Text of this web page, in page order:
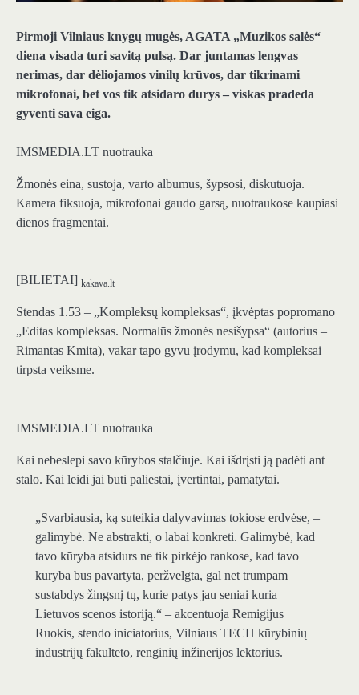
Pirmoji Vilniaus knygų mugės, AGATA „Muzikos salės“
diena visada turi savitą pulsą. Dar juntamas lengvas
nerimas, dar dėliojamos vinilų krūvos, dar tikrinami
mikrofonai, bet vos tik atsidaro durys – viskas pradeda
gyventi sava eiga.
IMSMEDIA.LT nuotrauka
Žmonės eina, sustoja, varto albumus, šypsosi, diskutuoja.
Kamera fiksuoja, mikrofonai gaudo garsą, nuotraukose kaupiasi
dienos fragmentai.
[BILIETAI] kakava.lt
Stendas 1.53 – „Kompleksų kompleksas“, įkvėptas popromano
„Editas kompleksas. Normalūs žmonės nesišypsa“ (autorius –
Rimantas Kmita), vakar tapo gyvu įrodymu, kad kompleksai
tirpsta veiksme.
IMSMEDIA.LT nuotrauka
Kai nebeslepi savo kūrybos stalčiuje. Kai išdrįsti ją padėti ant
stalo. Kai leidi jai būti paliestai, įvertintai, pamatytai.
„Svarbiausia, ką suteikia dalyvavimas tokiose erdvėse, –
galimybė. Ne abstrakti, o labai konkreti. Galimybė, kad
tavo kūryba atsidurs ne tik pirkėjo rankose, kad tavo
kūryba bus pavartyta, peržvelgta, gal net trumpam
sustabdys žingsnį tų, kurie patys jau seniai kuria
Lietuvos scenos istoriją.“ – akcentuoja Remigijus
Ruokis, stendo iniciatorius, Vilniaus TECH kūrybinių
industrijų fakulteto, renginių inžinerijos lektorius.